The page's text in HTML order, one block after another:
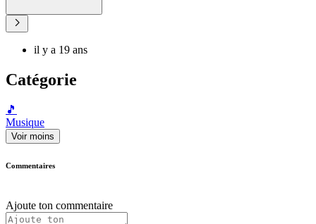
il y a 19 ans
Catégorie
🎵
Musique
Voir moins
Commentaires
Ajoute ton commentaire